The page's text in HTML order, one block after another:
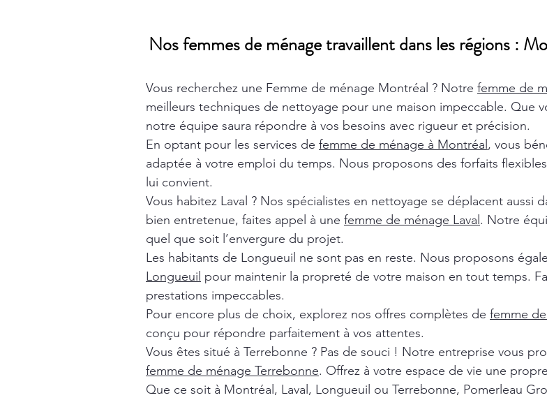
Nos femmes de ménage travaillent dans les régions :
Vous recherchez une Femme de ménage Montréal ? Notre femme de
meilleurs techniques de nettoyage pour une maison impeccable. Que
notre équipe saura répondre à vos besoins avec rigueur et précision.
En optant pour les services de femme de ménage à Montréal , vous
adaptée à votre emploi du temps. Nous proposons des forfaits
lui convient.
Vous habitez Laval ? Nos spécialistes en nettoyage se déplacent
bien entretenue, faites appel à une femme de ménage Laval . Notre
quel que soit l’envergure du projet.
Les habitants de Longueuil ne sont pas en reste. Nous proposons
Longueuil pour maintenir la propreté de votre maison en tout temps.
prestations impeccables.
Pour encore plus de choix, explorez nos offres complètes de femme
conçu pour répondre parfaitement à vos attentes.
Vous êtes situé à Terrebonne ? Pas de souci ! Notre entreprise vous
femme de ménage Terrebonne. Offrez à votre espace de vie une
Que ce soit à Montréal, Laval, Longueuil ou Terrebonne, Pomerleau